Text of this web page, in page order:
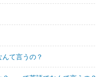
て言うの？